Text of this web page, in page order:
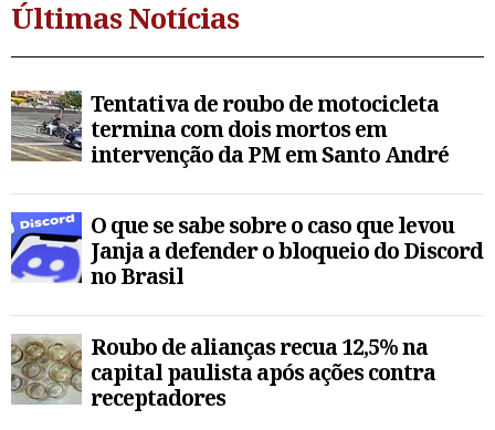
Últimas Notícias
Tentativa de roubo de motocicleta
termina com dois mortos em
intervenção da PM em Santo André
O que se sabe sobre o caso que levou
Janja a defender o bloqueio do Discord
no Brasil
Roubo de alianças recua 12,5% na
capital paulista após ações contra
receptadores